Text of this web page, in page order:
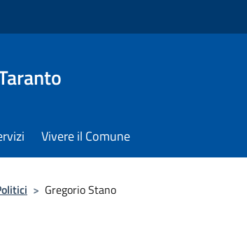
Vivere il Comune
> Gregorio Stano